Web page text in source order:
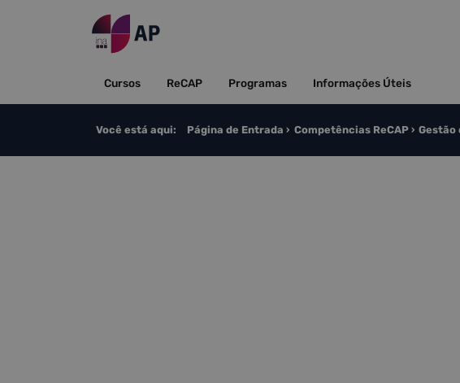
Cursos ReCAP Programas Informações Úteis
Você está aqui: Página de Entrada Competências ReCAP Gestão